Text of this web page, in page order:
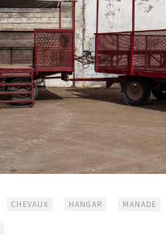
CHEVAUX HANGAR MANADE